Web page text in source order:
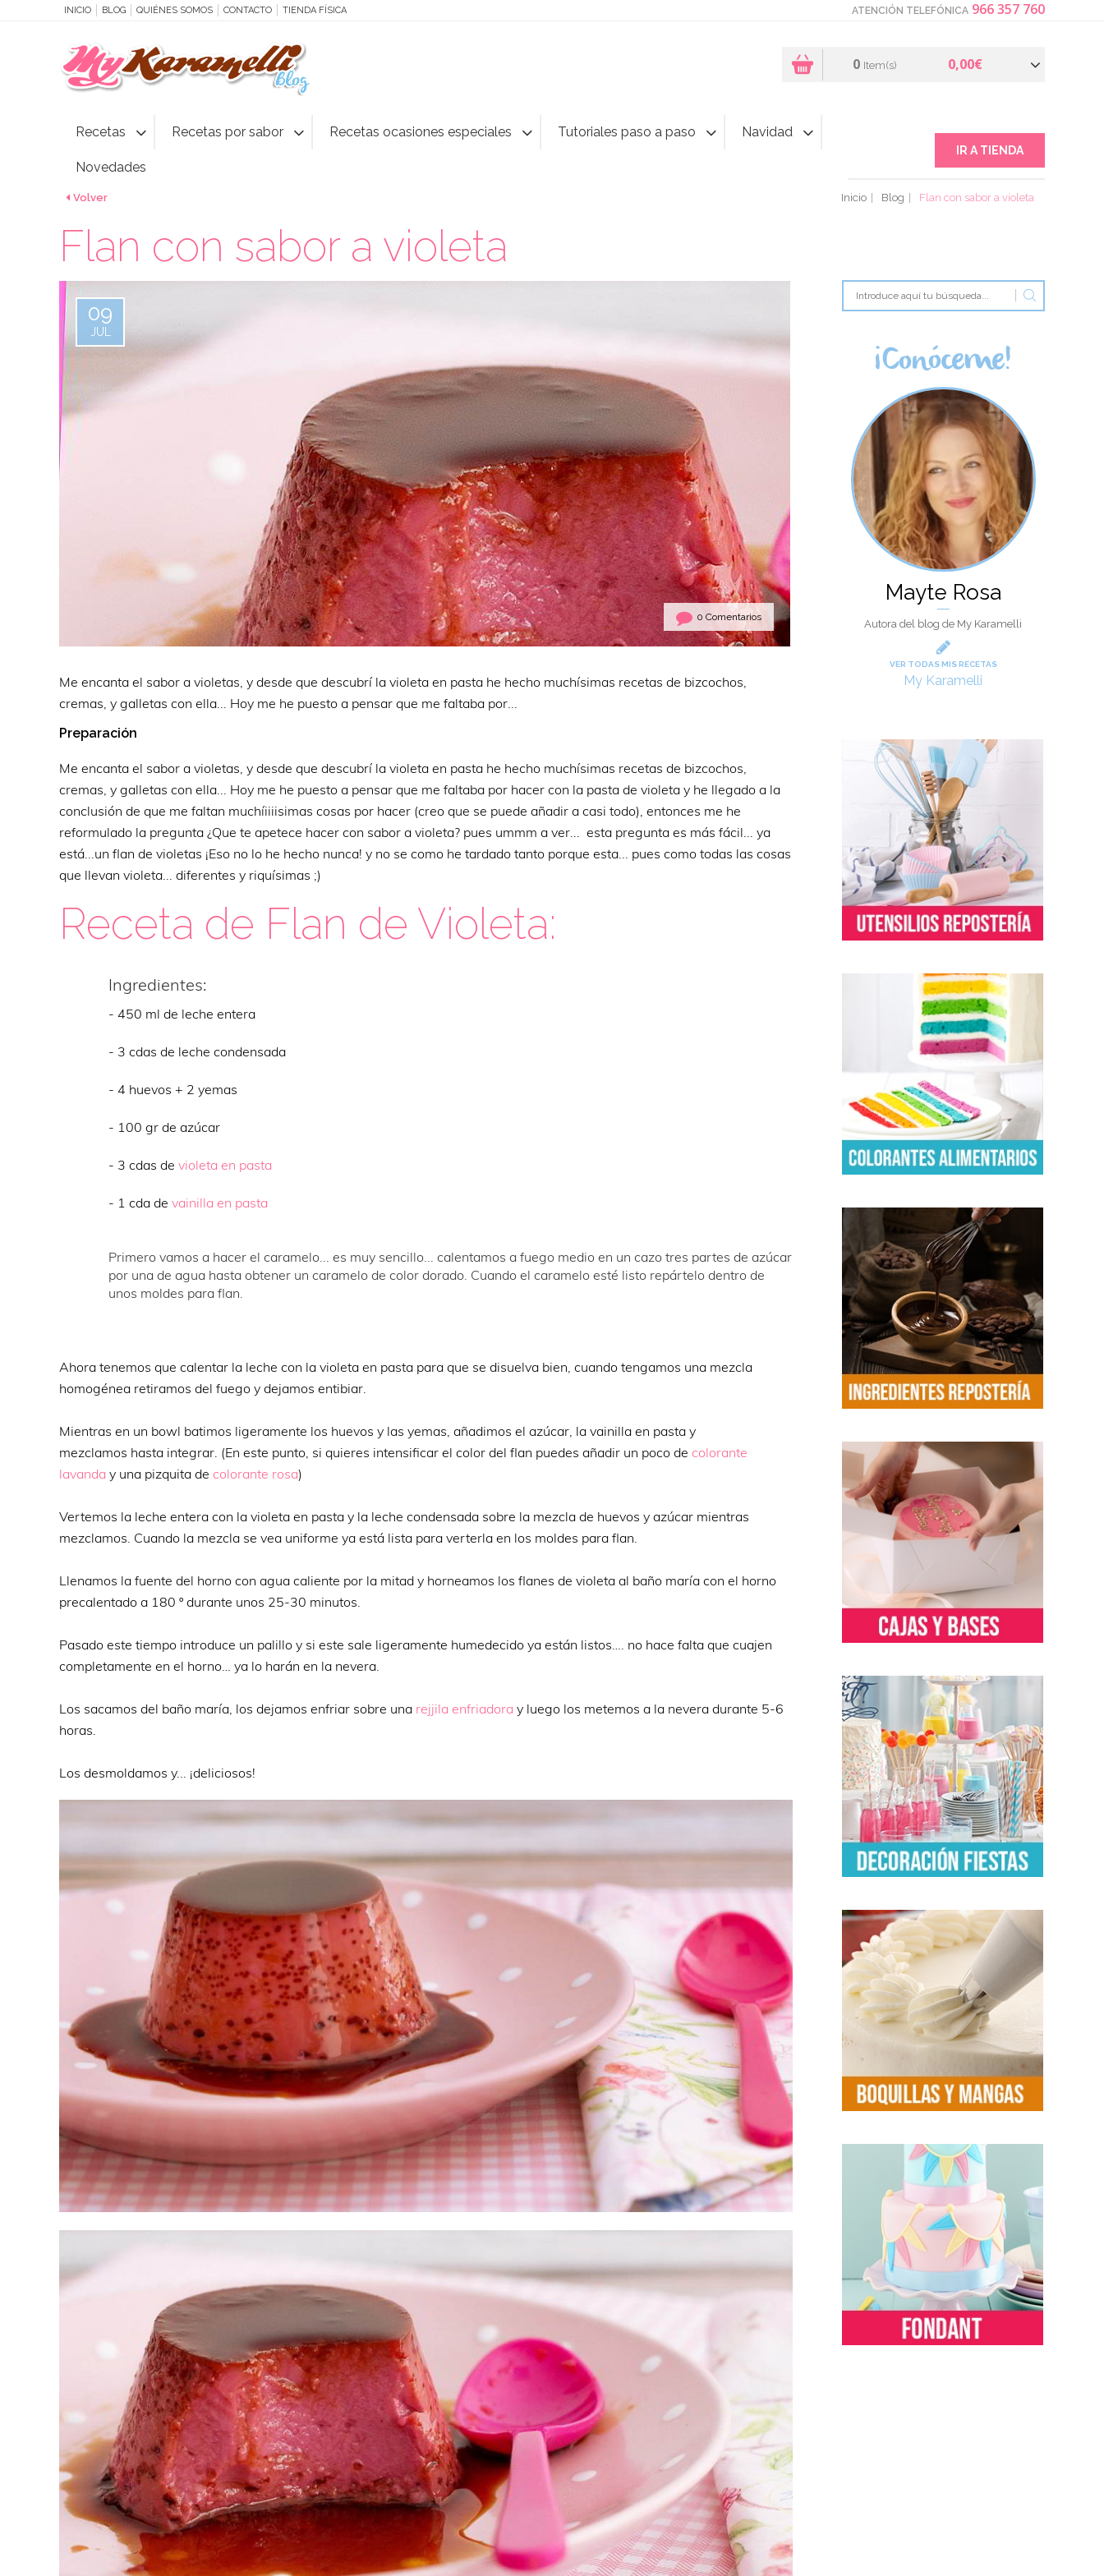
INICIO BLOG QUIÉNES SOMOS CONTACTO TIENDA FÍSICA ATENCIÓN TELEFÓNICA 966 357 760
0 Item(s) 0,00€
Recetas Recetas por sabor Recetas ocasiones especiales Tutoriales paso a paso Navidad
Novedades
IR A TIENDA
Volver Inicio Blog Flan con sabor a violeta
Flan con sabor a violeta
09
JUL
0 Comentarios
Me encanta el sabor a violetas, y desde que descubrí la violeta en pasta he hecho muchísimas recetas de bizcochos,
cremas, y galletas con ella... Hoy me he puesto a pensar que me faltaba por...
Preparación
Me encanta el sabor a violetas, y desde que descubrí la violeta en pasta he hecho muchísimas recetas de bizcochos,
cremas, y galletas con ella... Hoy me he puesto a pensar que me faltaba por hacer con la pasta de violeta y he llegado a la
conclusión de que me faltan muchíiiiisimas cosas por hacer (creo que se puede añadir a casi todo), entonces me he
reformulado la pregunta ¿Que te apetece hacer con sabor a violeta? pues ummm a ver... esta pregunta es más fácil... ya
está...un flan de violetas ¡Eso no lo he hecho nunca! y no se como he tardado tanto porque esta... pues como todas las cosas
que llevan violeta... diferentes y riquísimas ;)
Receta de Flan de Violeta:
Ingredientes:
- 450 ml de leche entera
- 3 cdas de leche condensada
- 4 huevos + 2 yemas
- 100 gr de azúcar
- 3 cdas de violeta en pasta
- 1 cda de vainilla en pasta
Primero vamos a hacer el caramelo... es muy sencillo... calentamos a fuego medio en un cazo tres partes de azúcar
por una de agua hasta obtener un caramelo de color dorado. Cuando el caramelo esté listo repártelo dentro de
unos moldes para flan.
Ahora tenemos que calentar la leche con la violeta en pasta para que se disuelva bien, cuando tengamos una mezcla
homogénea retiramos del fuego y dejamos entibiar.
Mientras en un bowl batimos ligeramente los huevos y las yemas, añadimos el azúcar, la vainilla en pasta y
mezclamos hasta integrar. (En este punto, si quieres intensificar el color del flan puedes añadir un poco de colorante
lavanda y una pizquita de colorante rosa)
Vertemos la leche entera con la violeta en pasta y la leche condensada sobre la mezcla de huevos y azúcar mientras
mezclamos. Cuando la mezcla se vea uniforme ya está lista para verterla en los moldes para flan.
Llenamos la fuente del horno con agua caliente por la mitad y horneamos los flanes de violeta al baño maría con el horno
precalentado a 180 º durante unos 25-30 minutos.
Pasado este tiempo introduce un palillo y si este sale ligeramente humedecido ya están listos…. no hace falta que cuajen
completamente en el horno… ya lo harán en la nevera.
Los sacamos del baño maría, los dejamos enfriar sobre una rejjila enfriadora y luego los metemos a la nevera durante 5-6
horas.
Los desmoldamos y... ¡deliciosos!
¡Conóceme!
Mayte Rosa
Autora del blog de My Karamelli
VER TODAS MIS RECETAS
My Karamelli